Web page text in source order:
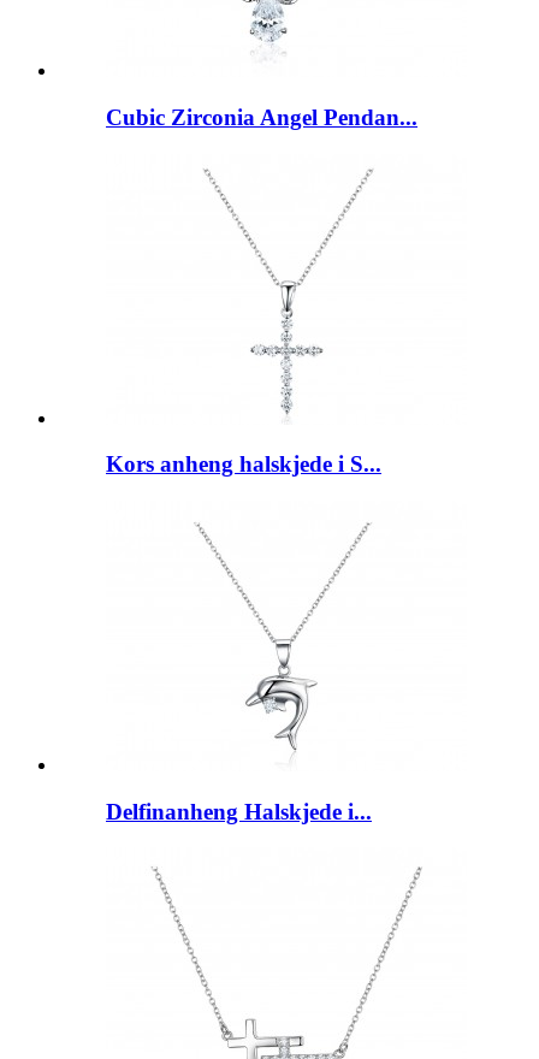
Cubic Zirconia Angel Pendan...
Kors anheng halskjede i S...
Delfinanheng Halskjede i...